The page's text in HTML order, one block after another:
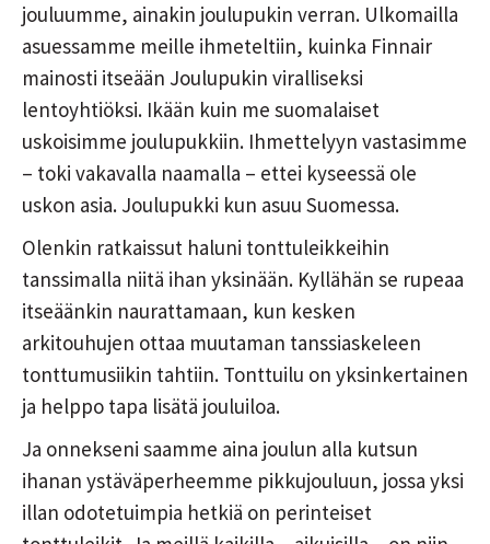
jouluumme, ainakin joulupukin verran. Ulkomailla
asuessamme meille ihmeteltiin, kuinka Finnair
mainosti itseään Joulupukin viralliseksi
lentoyhtiöksi. Ikään kuin me suomalaiset
uskoisimme joulupukkiin. Ihmettelyyn vastasimme
– toki vakavalla naamalla – ettei kyseessä ole
uskon asia. Joulupukki kun asuu Suomessa.
Olenkin ratkaissut haluni tonttuleikkeihin
tanssimalla niitä ihan yksinään. Kyllähän se rupeaa
itseäänkin naurattamaan, kun kesken
arkitouhujen ottaa muutaman tanssiaskeleen
tonttumusiikin tahtiin. Tonttuilu on yksinkertainen
ja helppo tapa lisätä jouluiloa.
Ja onnekseni saamme aina joulun alla kutsun
ihanan ystäväperheemme pikkujouluun, jossa yksi
illan odotetuimpia hetkiä on perinteiset